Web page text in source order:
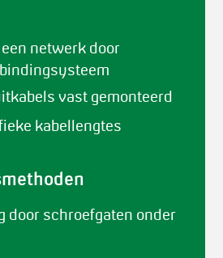
een netwerk door
vast gemonteerd
kabellengtes
door schroefgaten onder